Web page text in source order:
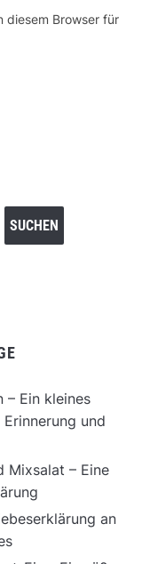
diesem Browser für
SUCHEN
Ein kleines
und
Mixsalat – Eine
an